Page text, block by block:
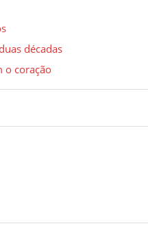
décadas
o coração